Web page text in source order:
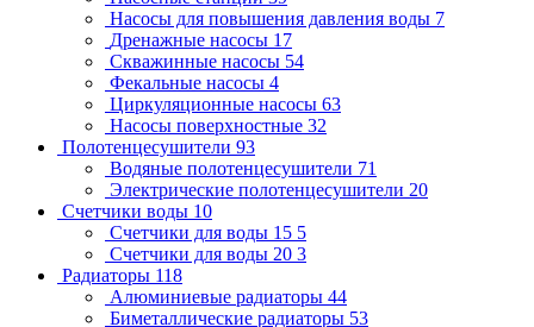
Насосы для повышения давления воды 7
Дренажные насосы 17
Скважинные насосы 54
Фекальные насосы 4
Циркуляционные насосы 63
Насосы поверхностные 32
Полотенцесушители 93
Водяные полотенцесушители 71
Электрические полотенцесушители 20
Счетчики воды 10
Счетчики для воды 15 5
Счетчики для воды 20 3
Радиаторы 118
Алюминиевые радиаторы 44
Биметаллические радиаторы 53